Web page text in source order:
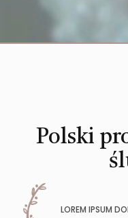
Polski
LOREM IPSUM